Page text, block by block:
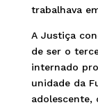
trabalhava
A Justiça
de ser o
internado
unidade da
adolescente,